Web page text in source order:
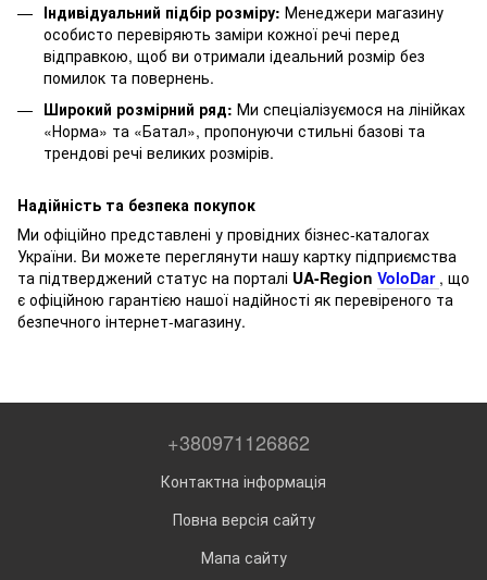
Індивідуальний підбір розміру: Менеджери магазину
особисто перевіряють заміри кожної речі перед
відправкою, щоб ви отримали ідеальний розмір без
помилок та повернень.
Широкий розмірний ряд: Ми спеціалізуємося на лінійках
«Норма» та «Батал», пропонуючи стильні базові та
трендові речі великих розмірів.
Надійність та безпека покупок
Ми офіційно представлені у провідних бізнес-каталогах
України. Ви можете переглянути нашу картку підприємства
та підтверджений статус на порталі UA-Region VoloDar , що
є офіційною гарантією нашої надійності як перевіреного та
безпечного інтернет-магазину.
+380971126862
Контактна інформація
Повна версія сайту
Мапа сайту